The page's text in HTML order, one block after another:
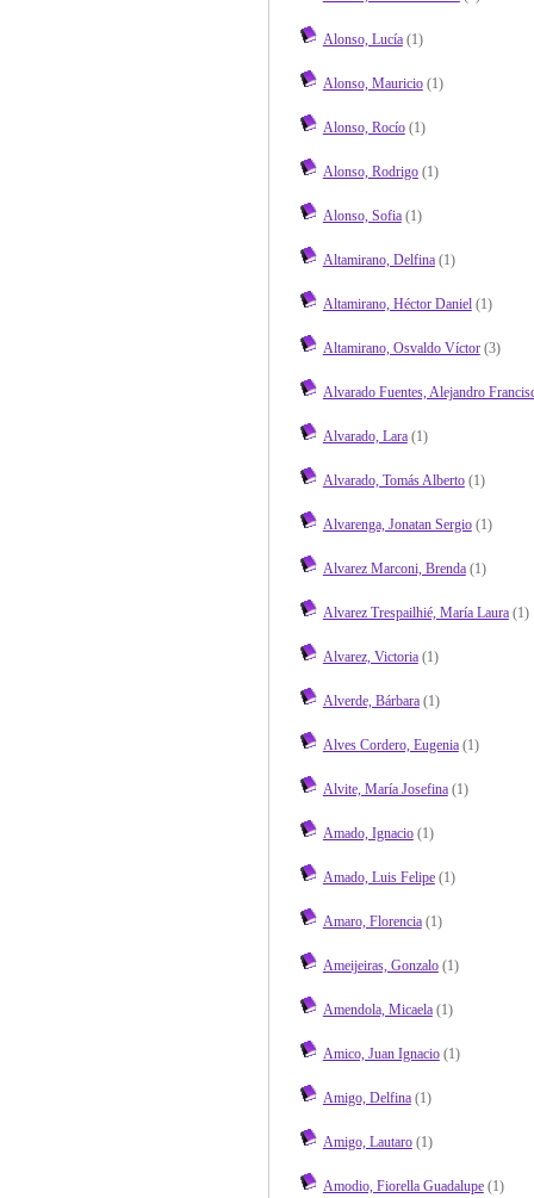
Alonso, Lucía(1)
Alonso, Mauricio(1)
Alonso, Rocío(1)
Alonso, Rodrigo(1)
Alonso, Sofia(1)
Altamirano, Delfina(1)
Altamirano, Héctor Daniel(1)
Altamirano, Osvaldo Víctor(3)
Alvarado Fuentes, Alejandro
Alvarado, Lara(1)
Alvarado, Tomás Alberto(1)
Alvarenga, Jonatan Sergio(1)
Alvarez Marconi, Brenda(1)
Alvarez Trespailhié, María Laura(1)
Alvarez, Victoria(1)
Alverde, Bárbara(1)
Alves Cordero, Eugenia(1)
Alvite, María Josefina(1)
Amado, Ignacio(1)
Amado, Luis Felipe(1)
Amaro, Florencia(1)
Ameijeiras, Gonzalo(1)
Amendola, Micaela(1)
Amico, Juan Ignacio(1)
Amigo, Delfina(1)
Amigo, Lautaro(1)
Amodio, Fiorella Guadalupe(1)